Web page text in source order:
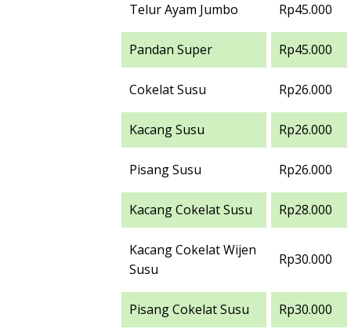
Telur Ayam Jumbo Rp45.000
Pandan Super Rp45.000
Cokelat Susu Rp26.000
Kacang Susu Rp26.000
Pisang Susu Rp26.000
Kacang Cokelat Susu Rp28.000
Kacang Cokelat Wijen
Susu
Rp30.000
Pisang Cokelat Susu Rp30.000